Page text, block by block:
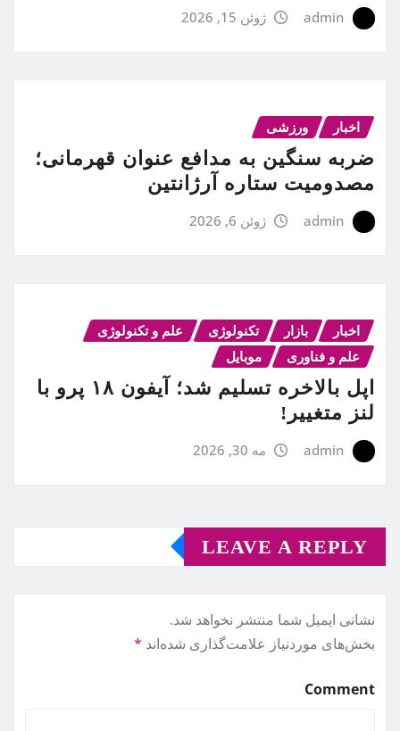
admin ژوئن 15, 2026
اخبار ورزشی
ضربه سنگین به مدافع عنوان قهرمانی؛
مصدومیت ستاره آرژانتین
admin ژوئن 6, 2026
اخبار بازار تکنولوژی
علم و تکنولوژی
علم و فناوری
موبایل
اپل بالاخره تسلیم شد؛ آیفون ۱۸ پرو با
لنز متغییر!
admin مه 30, 2026
LEAVE A REPLY
نشانی ایمیل شما منتشر نخواهد شد.
بخش‌های موردنیاز علامت‌گذاری شده‌اند *
Comment